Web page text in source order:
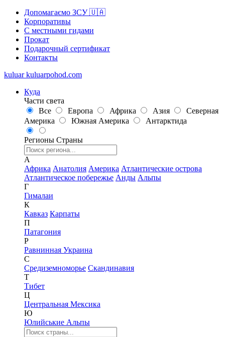
Допомагаємо ЗСУ 🇺🇦
Корпоративы
С местными гидами
Прокат
Подарочный сертификат
Контакты
kuluar kuluarpohod.com
Куда
Части света
Все
Европа Африка Азия
Северная
Америка
Южная Америка Антарктида
Регионы Страны
А
Африка Анатолия Америка Атлантические острова
Атлантическое побережье Анды Альпы
Г
Гималаи
К
Кавказ Карпаты
П
Патагония
Р
Равнинная Украина
С
Средиземноморье Скандинавия
Т
Тибет
Ц
Центральная Мексика
Ю
Юлийськие Альпы